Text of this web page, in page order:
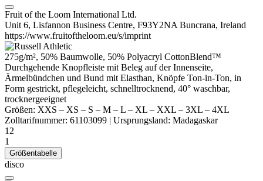
Fruit of the Loom International Ltd.
Unit 6, Lisfannon Business Centre, F93Y2NA Buncrana, Ireland
https://www.fruitoftheloom.eu/s/imprint
275g/m², 50% Baumwolle, 50% Polyacryl CottonBlend™
Durchgehende Knopfleiste mit Beleg auf der Innenseite,
Ärmelbündchen und Bund mit Elasthan, Knöpfe Ton-in-Ton, in
Form gestrickt, pflegeleicht, schnelltrocknend, 40° waschbar,
trocknergeeignet
Größen: XXS – XS – S – M – L – XL – XXL – 3XL – 4XL
Zolltarifnummer: 61103099 | Ursprungsland: Madagaskar
12
1
Größentabelle
disco